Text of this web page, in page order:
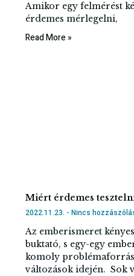
Amikor egy felmérést
érdemes mérlegelni,
Read More »
Miért érdemes
2022.11.23. Nincs
Az emberismeret
buktató, s egy-egy
komoly
változások idején. Sok